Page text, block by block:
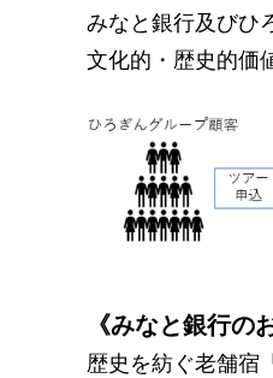
みなと銀行及びひ
文化的・歴史的価
《みなと銀行の
歴史を紡ぐ老舗宿